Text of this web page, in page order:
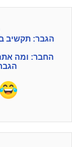
החבר: ומה אתה מתכנן